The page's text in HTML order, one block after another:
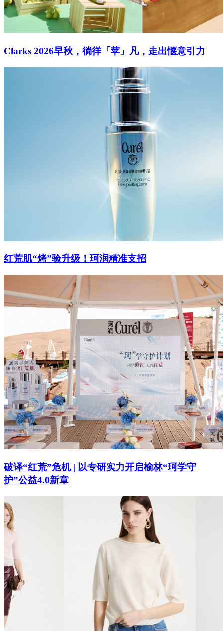
Clarks 2026早秋，徜徉「苹」凡，走出惬意引力
红荒肌“烤”验升级！珂润精准支招
破译“红荒”危机 | 以专研实力开启榆林“珂学守
护”公益4.0新章